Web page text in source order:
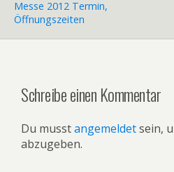
Messe 2012 Termin,
Öffnungszeiten
Schreibe einen Kommentar
Du musstangemeldetsein,
abzugeben.